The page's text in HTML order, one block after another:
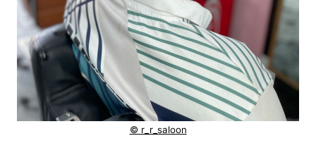
© r_r_saloon